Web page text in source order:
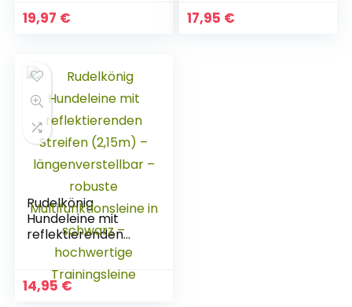
Trainingsleine für
Kleine bis Große
19,97 € 17,95 €
Rudelkönig
Hundeleine mit
reflektierenden
Streifen (2,15m) –
längenverstellbar –
robuste
Multifunktionsleine
14,95 €